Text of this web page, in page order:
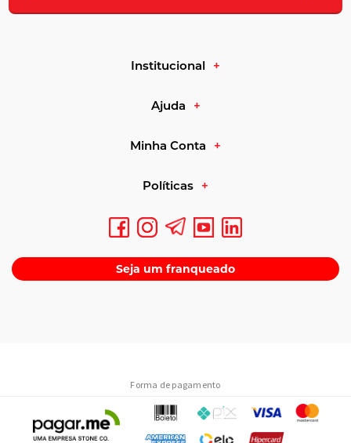
Institucional
Ajuda
Minha Conta
Políticas
Seja um franqueado
Forma de pagamento